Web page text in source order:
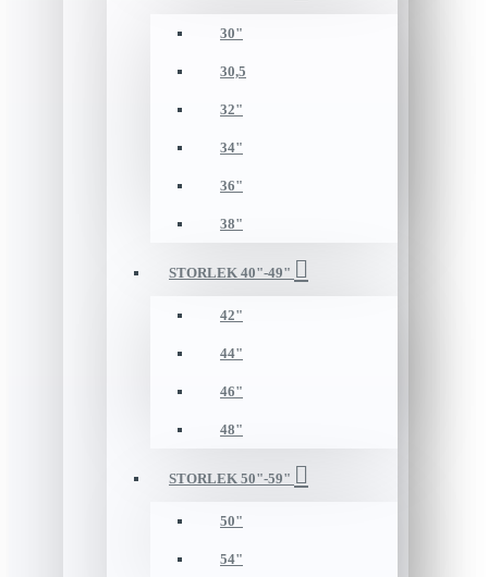
30"
30,5
32"
34"
36"
38"
STORLEK 40"-49"
42"
44"
46"
48"
STORLEK 50"-59"
50"
54"